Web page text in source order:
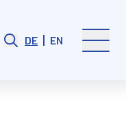
DE EN